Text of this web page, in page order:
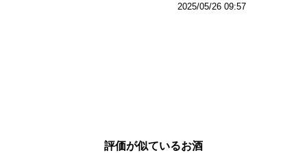
2025/05/26 09:57
評価が似ているお酒